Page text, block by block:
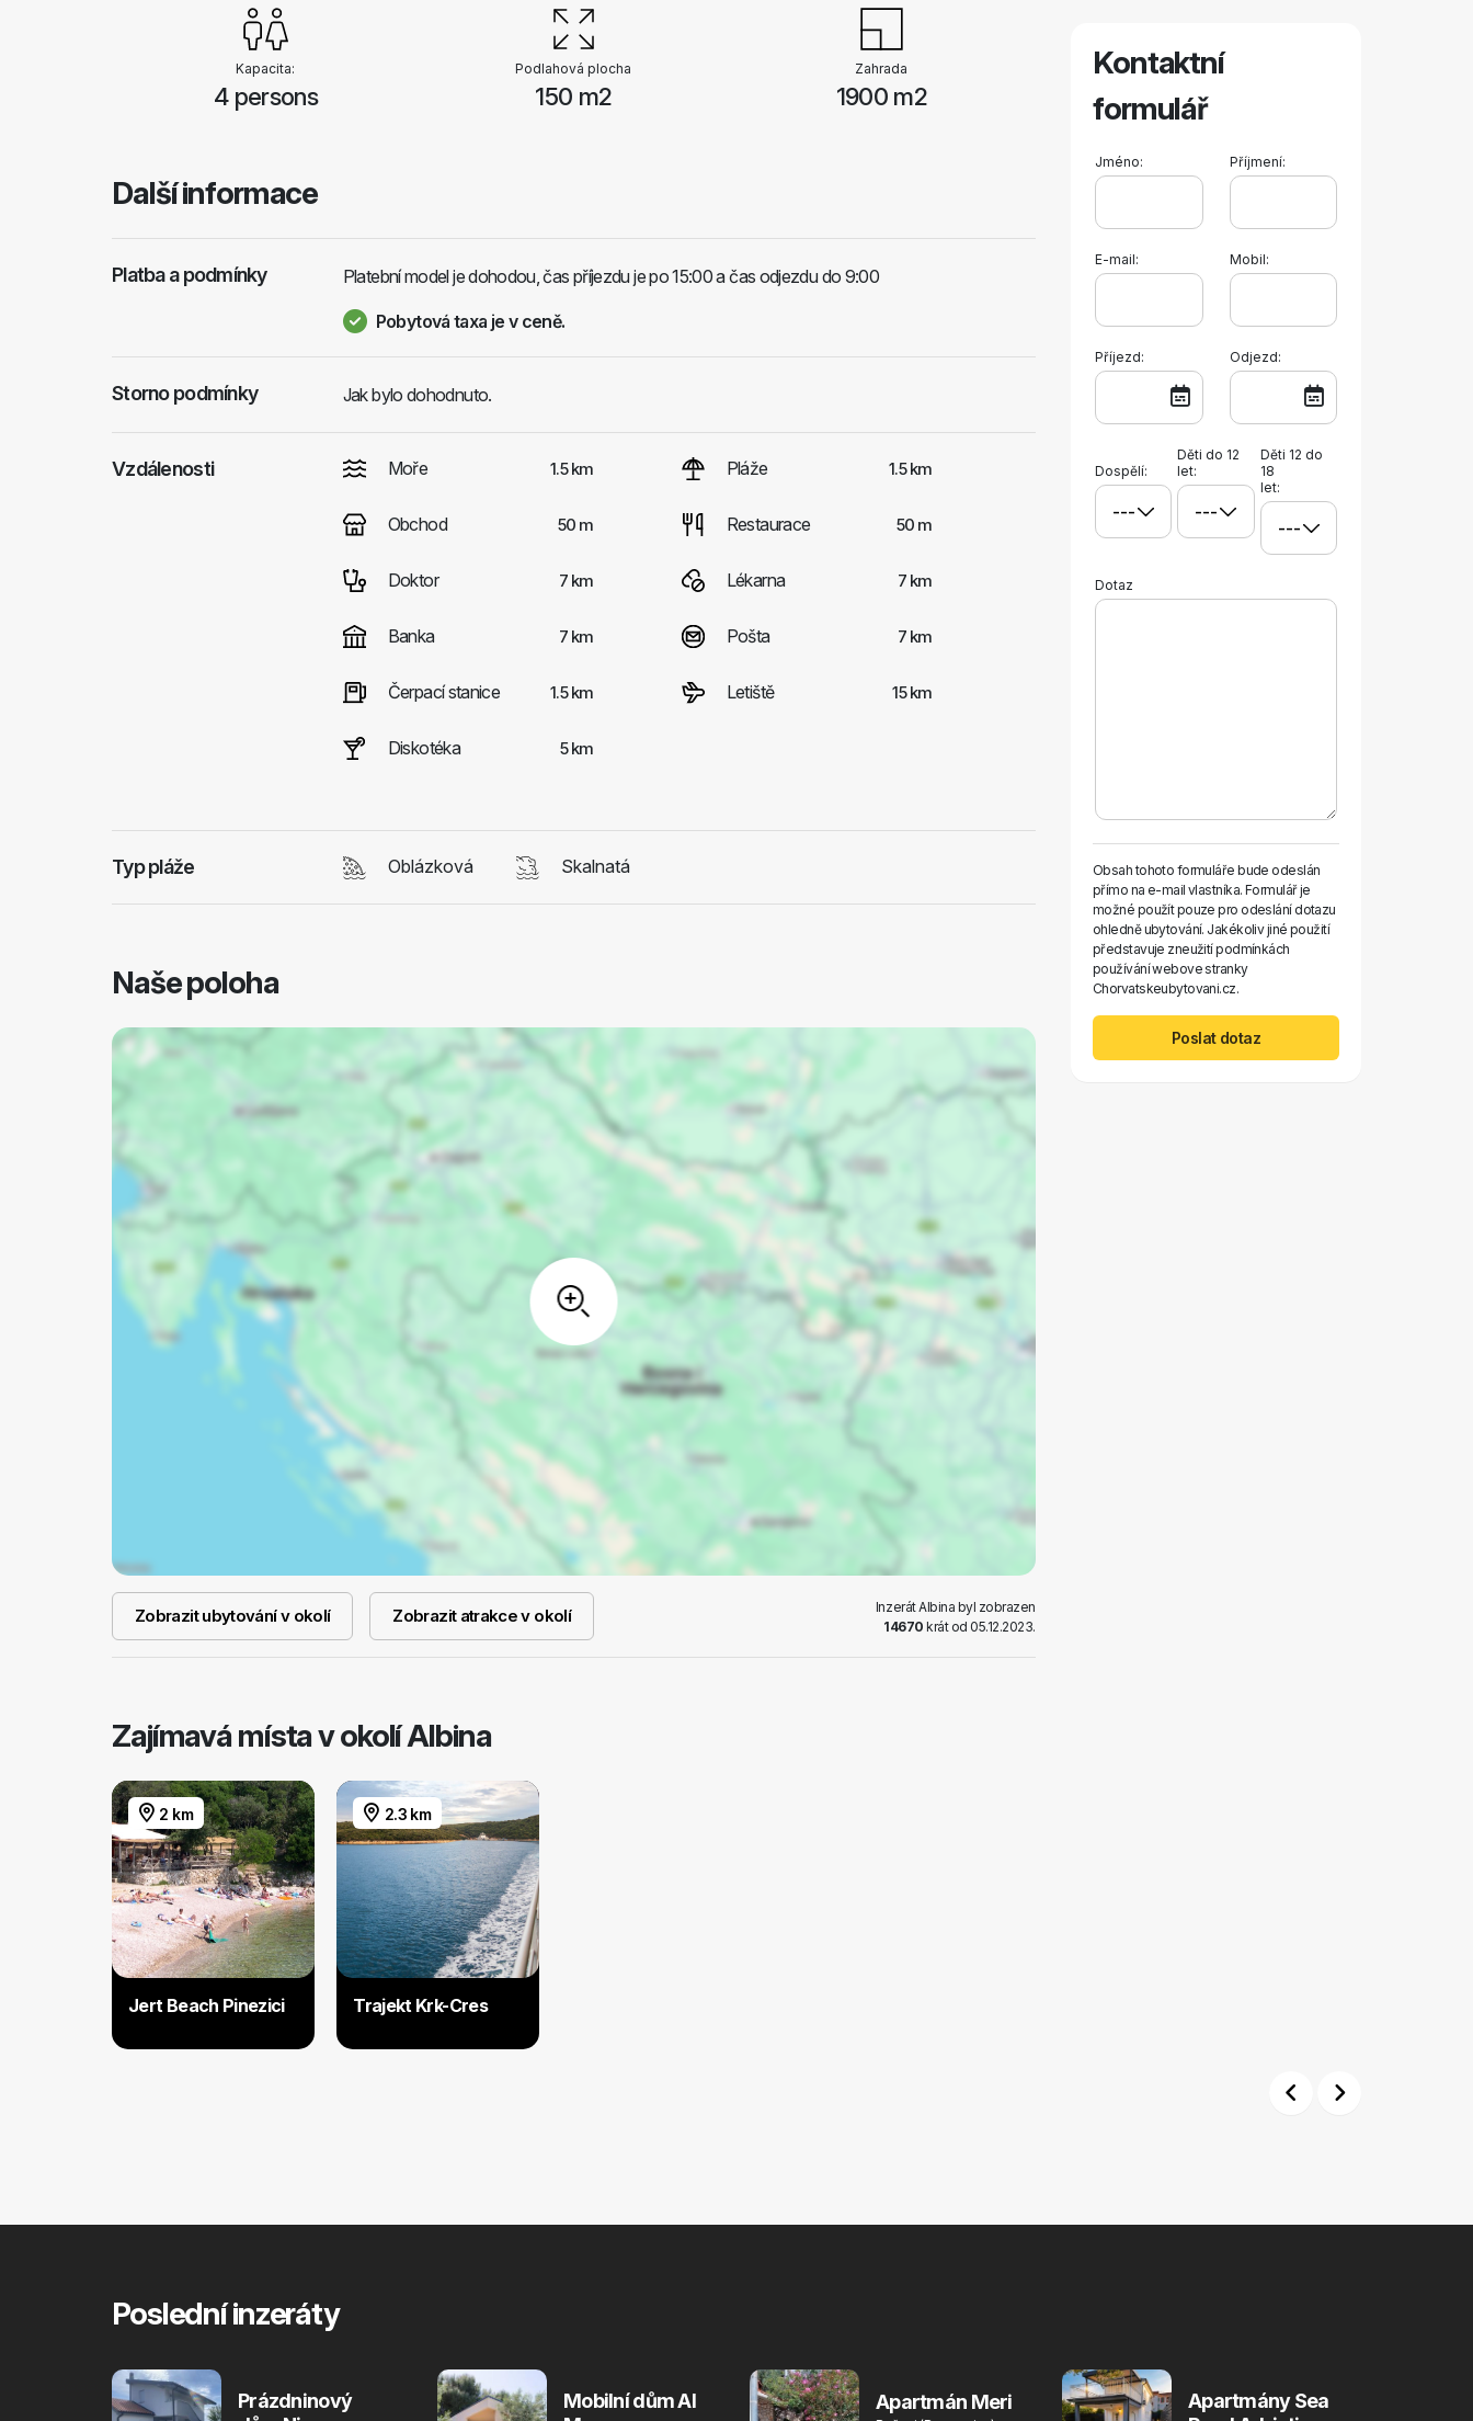
Kapacita:
4 persons
Podlahová plocha
150 m2
Zahrada
1900 m2
Další informace
Platba a podmínky Platební model je dohodou, čas příjezdu je po 15:00 a čas odjezdu do 9:00
Pobytová taxa je v ceně.
Storno podmínky Jak bylo dohodnuto.
Vzdálenosti Moře 1.5 km Pláže 1.5 km
Obchod 50 m Restaurace 50 m
Doktor 7 km Lékarna 7 km
Banka 7 km Pošta 7 km
Čerpací stanice 1.5 km Letiště 15 km
Diskotéka 5 km
Typ pláže Oblázková Skalnatá
Naše poloha
Zobrazit ubytování v okolí Zobrazit atrakce v okolí
Inzerát Albina byl zobrazen
14670 krát od 05.12.2023.
Kontaktní
formulář
Jméno: Příjmení:
E-mail: Mobil:
Příjezd: Odjezd:
Dospělí:
Děti do 12
let:
Děti 12 do
18
let:
Dotaz
Obsah tohoto formuláře bude odeslán
přímo na e-mail vlastníka. Formulář je
možné použít pouze pro odeslání dotazu
ohledně ubytování. Jakékoliv jiné použití
představuje zneužití podmínkách
používání webove stranky
Chorvatskeubytovani.cz.
Poslat dotaz
Zajímavá místa v okolí Albina
2 km
Jert Beach Pinezici
2.3 km
Trajekt Krk-Cres
Poslední inzeráty
Prázdninový
Mobilní dům Al
Apartmán Meri
Apartmány Sea